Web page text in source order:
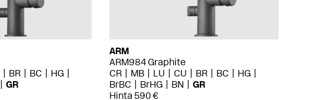
BR BC
HG
GR
ARM
ARM984 Graphite
CR
MB LU CU BR BC
HG
BrBC
BrHG BN
GR
Hinta 590 €